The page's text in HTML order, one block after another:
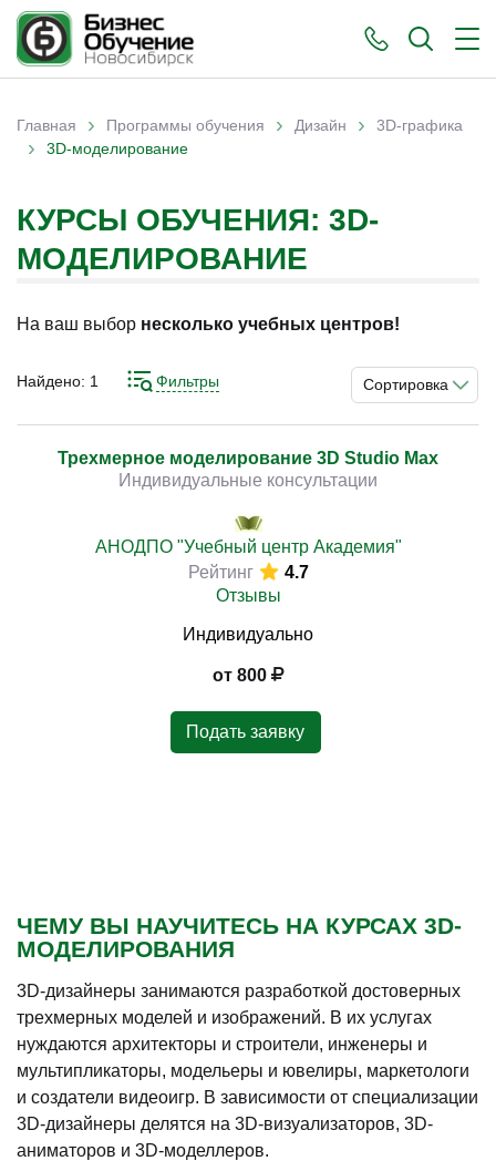
Вы здесь
Главная › Программы обучения › Дизайн › 3D-графика
› 3D-моделирование
КУРСЫ ОБУЧЕНИЯ: 3D-
МОДЕЛИРОВАНИЕ
На ваш выбор несколько учебных центров!
Сортировка
Найдено: 1 Фильтры
Трехмерное моделирование 3D Studio Max
Индивидуальные консультации
АНОДПО "Учебный центр Академия"
Рейтинг
4.7
Отзывы
Индивидуально
от 800
Подать заявку
ЧЕМУ ВЫ НАУЧИТЕСЬ НА КУРСАХ 3D-
МОДЕЛИРОВАНИЯ
3D-дизайнеры занимаются разработкой достоверных
трехмерных моделей и изображений. В их услугах
нуждаются архитекторы и строители, инженеры и
мультипликаторы, модельеры и ювелиры, маркетологи
и создатели видеоигр. В зависимости от специализации
3D-дизайнеры делятся на 3D-визуализаторов, 3D-
аниматоров и 3D-моделлеров.